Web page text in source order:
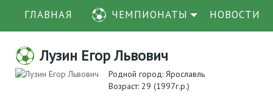
ГЛАВНАЯ ЧЕМПИОНАТЫ НОВОСТИ
Лузин Егор Львович
Родной город: Ярославль
Возраст: 29 (1997г.р.)